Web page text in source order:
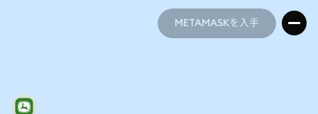
METAMASKを入手